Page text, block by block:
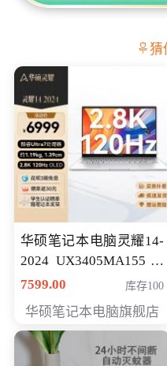
猜
华硕笔记本电脑灵耀14-
2024 UX3405MA155冰
川银 oled 智慧轻薄本 会
7599.00 库存100
华硕笔记本电脑旗舰店